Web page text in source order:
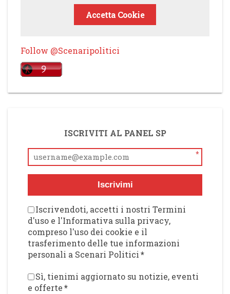
Accetta Cookie
Follow @Scenaripolitici
ISCRIVITI AL PANEL SP
*
Iscrivimi
Iscrivendoti, accetti i nostri Termini
d'uso e l'Informativa sulla privacy,
compreso l'uso dei cookie e il
trasferimento delle tue informazioni
personali a Scenari Politici*
Sì, tienimi aggiornato su notizie, eventi
e offerte*